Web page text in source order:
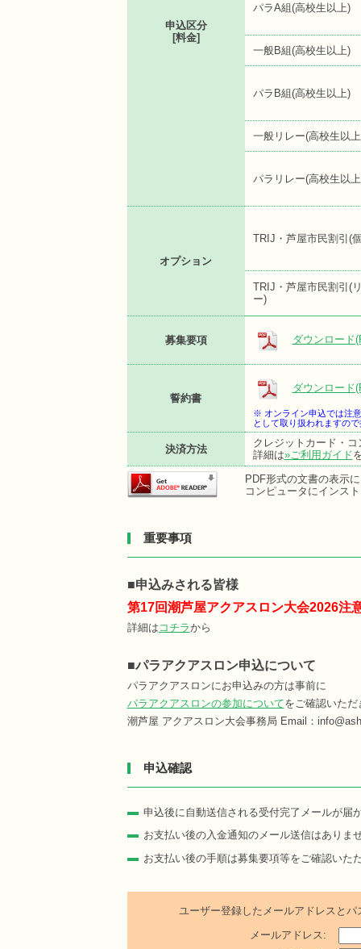
申込区分
[料金]
パラA組(高校生以上)
一般B組(高校生以上)
パラB組(高校生以上)
一般リレー(高校生以
パラリレー(高校生以
オプション
TRIJ・芦屋市民割引(
TRIJ・芦屋市民割引(
ー)
募集要項 ダウンロード
誓約書
ダウンロード
※ オンライン申込では注
として取り扱われますの
決済方法
クレジットカード・
詳細は»ご利用ガイド
PDF形式の文書の表示
コンピュータにインス
重要事項
■申込みされる皆様
第17回潮芦屋アクアスロン大会2026注
詳細は コチラから
■パラアクアスロン申込について
パラアクアスロンにお申込みの方は事前に
パラアクアスロンの参加についてをご確認いた
潮芦屋 アクアスロン大会事務局 Email：
申込確認
申込後に自動送信される受付完了メールが届
お支払い後の入金通知のメール送信はありま
お支払い後の手順は募集要項等をご確認いた
ユーザー登録したメールアドレスと
メールアドレス: